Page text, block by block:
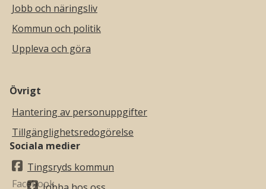
Jobb och näringsliv
Kommun och politik
Uppleva och göra
Övrigt
Hantering av personuppgifter
Tillgänglighetsredogörelse
Sociala medier
Tingsryds kommun